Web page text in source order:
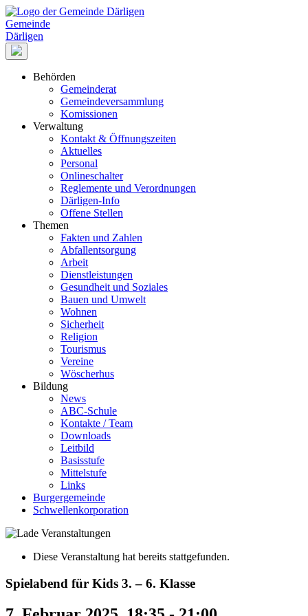
Gemeinde
Därligen
Behörden
Gemeinderat
Gemeindeversammlung
Komissionen
Verwaltung
Kontakt & Öffnungszeiten
Aktuelles
Personal
Onlineschalter
Reglemente und Verordnungen
Därligen-Info
Offene Stellen
Themen
Fakten und Zahlen
Abfallentsorgung
Arbeit
Dienstleistungen
Gesundheit und Soziales
Bauen und Umwelt
Wohnen
Sicherheit
Religion
Tourismus
Vereine
Wöscherhus
Bildung
News
ABC-Schule
Kontakte / Team
Downloads
Leitbild
Basisstufe
Mittelstufe
Links
Burgergemeinde
Schwellenkorporation
Diese Veranstaltung hat bereits stattgefunden.
Spielabend für Kids 3. – 6. Klasse